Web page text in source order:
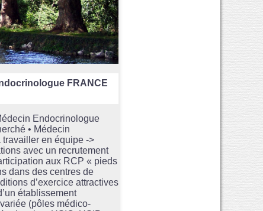
FRANCE
Endocrinologue
• Médecin
travailler en équipe ->
avec un recrutement
aux RCP « pieds
dans des centres de
d’exercice attractives
établissement
(pôles médico-